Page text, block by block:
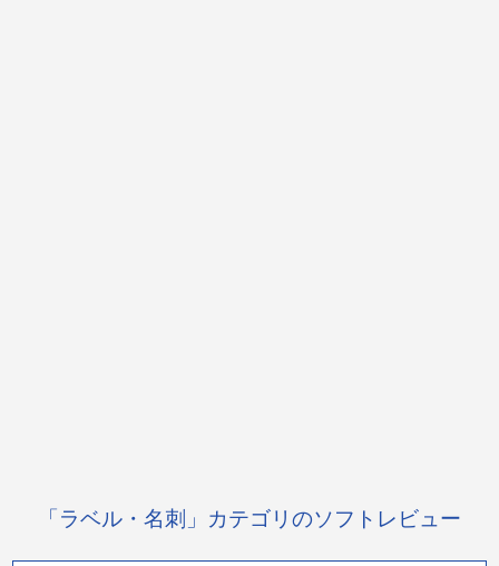
「ラベル・名刺」カテゴリのソフトレビュー